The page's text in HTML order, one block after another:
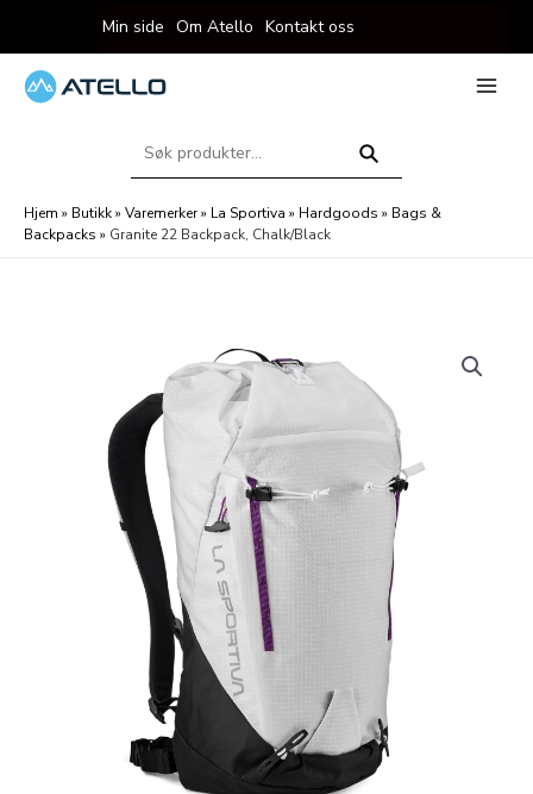
til
innholdet
Min side Om Atello Kontakt oss
Søk
Hjem » Butikk» Varemerker» La Sportiva » Hardgoods » Bags &
Backpacks » Granite 22 Backpack, Chalk/Black